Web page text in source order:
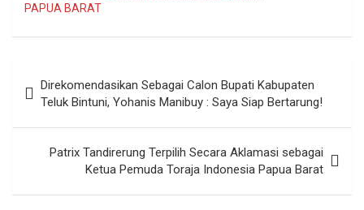
PAPUA BARAT
pos
Direkomendasikan Sebagai Calon Bupati Kabupaten
Teluk Bintuni, Yohanis Manibuy : Saya Siap Bertarung!
Patrix Tandirerung Terpilih Secara Aklamasi sebagai
Ketua Pemuda Toraja Indonesia Papua Barat